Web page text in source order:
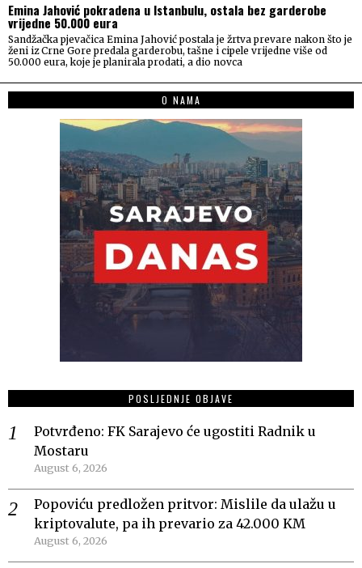
Emina Jahović pokradena u Istanbulu, ostala bez garderobe
vrijedne 50.000 eura
Sandžačka pjevačica Emina Jahović postala je žrtva prevare nakon što je
ženi iz Crne Gore predala garderobu, tašne i cipele vrijedne više od
50.000 eura, koje je planirala prodati, a dio novca
O NAMA
POSLJEDNJE OBJAVE
Potvrđeno: FK Sarajevo će ugostiti Radnik u
Mostaru
August 6, 2026
Popoviću predložen pritvor: Mislile da ulažu u
kriptovalute, pa ih prevario za 42.000 KM
August 6, 2026